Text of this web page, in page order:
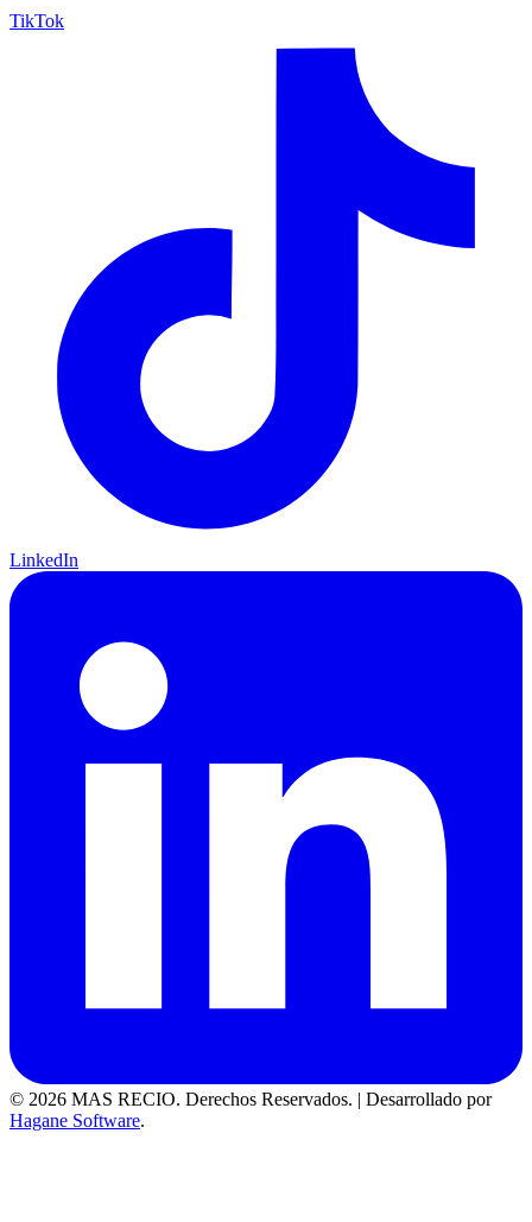
TikTok
LinkedIn
© 2026 MAS RECIO. Derechos Reservados. | Desarrollado por
Hagane Software.